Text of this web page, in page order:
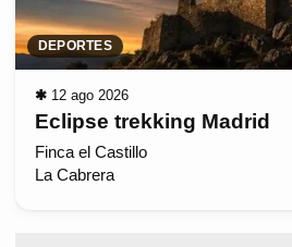
DEPORTES
✱ 12 ago 2026
Eclipse trekking Madrid
Finca el Castillo
La Cabrera